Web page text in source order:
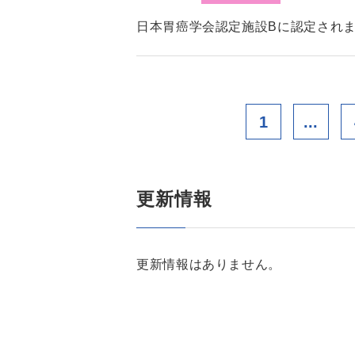
日本胃癌学会認定施設Bに認定され
1 ...
更新情報
更新情報はありません。